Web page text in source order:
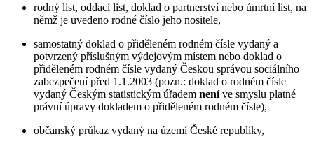
rodný list, oddací list, doklad o partnerství nebo úmrtní list, na
němž je uvedeno rodné číslo jeho nositele,
samostatný doklad o přiděleném rodném čísle vydaný a
potvrzený příslušným výdejovým místem nebo doklad o
přiděleném rodném čísle vydaný Českou správou sociálního
zabezpečení před 1.1.2003 (pozn.: doklad o rodném čísle
vydaný Českým statistickým úřadem neníve smyslu platné
právní úpravy dokladem o přiděleném rodném čísle),
občanský průkaz vydaný na území České republiky,